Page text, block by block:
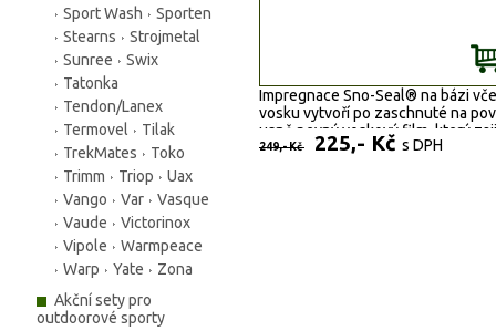
Sport Wash
Sporten
Stearns
Strojmetal
Sunree
Swix
Tatonka
Tendon/Lanex
Termovel
Tilak
TrekMates
Toko
Trimm
Triop
Uax
Vango
Var
Vasque
Vaude
Victorinox
Vipole
Warmpeace
Warp
Yate
Zona
Akční sety pro
outdoorové sporty
Impregnace Sno-Seal® na bázi
vosku vytvoří po zaschnuté na
usně pevný voskový film, který
vodoodpudivost a nesmáčivost
249,- Kč 225,- Kč s DPH